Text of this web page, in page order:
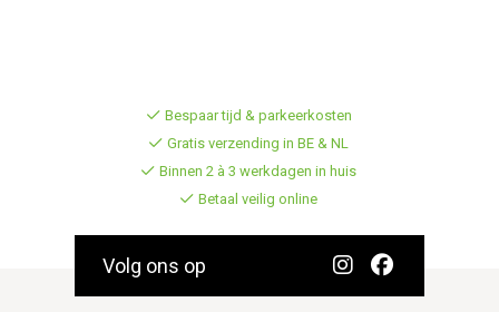
Bespaar tijd & parkeerkosten
Gratis verzending in BE & NL
Binnen 2 à 3 werkdagen in huis
Betaal veilig online
Volg ons op